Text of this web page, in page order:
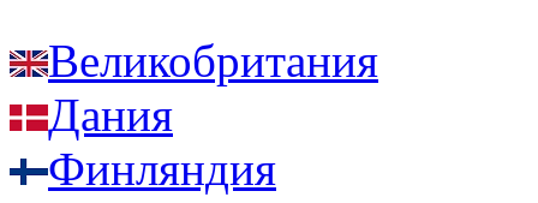
Великобритания
Дания
Финляндия